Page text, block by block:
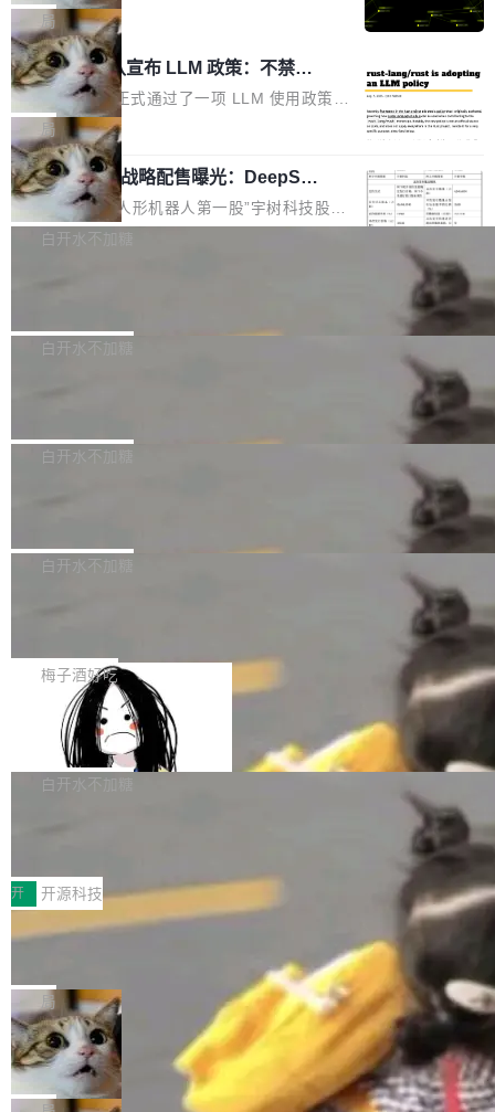
链企业和开发者，邀请行业专家与资深技术顾
问，围绕开源鸿蒙技术能力、设备适配、芯片适
配、功耗与稳定性调优、兼容性测评及统一互联
等内容展开系统讲解和实战交流，帮助企业进一
步了解开源鸿蒙在智能...
恢复，大约 12 小时。 这是 2026 年 8 月的第六
起事故，其中四起与 AI/Copilot 服务相关。 Git
Hub 员工 kdaigle 在 HN 讨论中贴出了一组数
据：2025 年全年 10 亿次 commit。现在，每周
2.75 亿次，全年预计 140 亿次。GitHub...
专家基线
的编程 Agent Harness，核心设计围绕两个抽
象：Recursive Language Model（RLM）和 C
ontinual Harness。在 ARC-AGI 3 基准测试
上，Prime Agent + Opus 5 的组合达到了 95.
5% RHAE Best@1，超过了 ARC 报告的人类专
家基线 95.4%。 不是又一个 coding agent 包装
器 Prime Agent 的架构和市面上大多数 coding
agent 有本质区别。大多数 agent harness 的设
计是基于早期模型的能力—...
局
Rust 项目团队宣布 LLM 政策：不禁
止，但你要承认哪些代码不是你写的
Rust 语言项目正式通过了一项 LLM 使用政策，
覆盖 rust-lang/rust 单一仓库的代码贡献。这不
是项目级别的官方立场，目前由五个团队采纳，
但它可能是主流开源项目中关于 AI 辅助贡献最
细致的一份规则。 政策的核心只有一句话：LLM
可以用来分析、提炼、审阅、建议，但不能用来
不得生成涉及安全性的关键变更，除非作者本身
局
宇树科技 IPO 战略配售曝光：DeepSe
ek 获配 93.3 万股，锁定 36 个月
8月6日晚间，“人形机器人第一股”宇树科技股份
有限公司披露IPO发行价格及战略配售结果，杭
36个月。 公告显示，本次宇树科技战略配售对
员工参与设立的专项资产管理计划。其中，Dee
获配9...
白开水不加糖
Bug fixes and enhancements 修复多次传递同
一个回归问题，该问题导致拉取镜像时会拒绝包
题，该问题可能导致在旧版 Linux 内核...
白开水不加糖
e 孵化器项目管理委员会（IPMC）投票中获得
P）！这一里程碑不仅标志着 Fluss 迈入新的发
白开水不加糖
长期停止内容更新，未能实现其作为“AI版维基百
提交的编辑请求也长期处于待处理状态。 Groki
pedia 于去年底上线，定位为由人工智能生成内
容的百科平台，被马斯克视为传统众包百科网站
维基百科的替代方案。Lawfare 调查发现，无论
热门页面还是低关注度页面，均未出现近期更
白开水不加糖
是这样的：配 MessageSource 的 Bean、写 R
eloadableResourceBundleMessageSource、
声明 LocaleResolver、注册 LocaleChangeInt
erceptor…五六步之后才能看到第一行翻译文
本。 Solon 换了个方式。整个 i18n 模块围绕三
梅子酒好吃
Apache Doris 4.1 全面增强 Iceberg：
支持 UPDATE、MERGE INTO 与 Iceb
erg V3
Apache Doris 4.1 要补齐的，正是缺失的那一
半。在已有查询能力的基础上，Doris 进一步支
常维护操作，并完整支持 Iceberg V3 格式。
白开水不加糖
村国家自主创新示范区会议中心开幕。本届大会
由中关村智联软件服务业质量创新联盟主办，以
“智构可信·质创未来——AI原生时代的质量新范
式”为主题，直面AI从实验室走向规模化产业落地
的核心质量命题。会上，《2026智能研发生产力
工具选型手册》发布，Testin云测的Testin XAge
nt智能测试系统入选AI测试领域代表产品。对CI
O而言，这提示了一个转变：AI测试正在从效率
工具升级为企业的质量基础设施。 CIO面对的新
开 开源科技
让非法状态不可表示：一篇关于 ADT
有一种东西，一旦用过就回不去了。Alex Fedos
eev 管它叫"软件设计的基石"。 他说的东西不新
鲜——代数数据类型（ADT），尤其是和类型
（sum type）。但他说清楚了一件事：这不是类
型系统的学术体操，是日常编码的思维方式。 文
章从一个简单的例子切入。一个网站的深色主题
局
Cloudflare 开源内部企业 AI 平台 Clou
dflare OS
Cloudflare 发布了一个开源项目 Cloudflare O
S。如果你只看官方博客，你会觉得这是又一